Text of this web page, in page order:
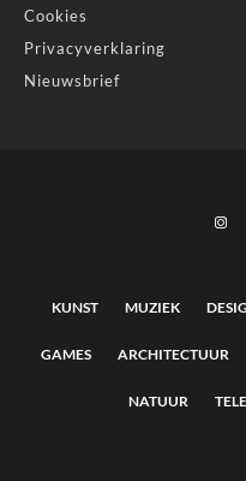
Cookies
Privacyverklaring
Nieuwsbrief
KUNST MUZIEK
GAMES ARCHITECTUUR
NATUUR